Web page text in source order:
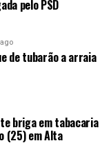
pelo PSD
de tubarão a arraia
briga em tabacaria
(25) em Alta